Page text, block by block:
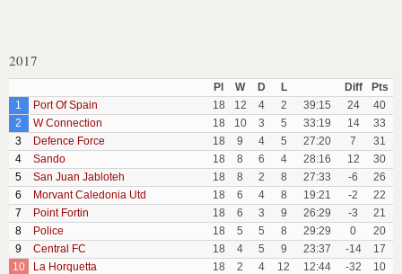
2017
Pl W D L Diff
Pts
1
Port Of Spain 18 12 4 2 39:15 24
40
2
W Connection 18 10 3 5 33:19 14
33
3
Defence Force 18 9 4 5 27:20 7
31
4
Sando 18 8 6 4 28:16 12
30
5
San Juan Jabloteh 18 8 2 8 27:33 -6
26
6
Morvant Caledonia Utd 18 6 4 8 19:21 -2
22
7
Point Fortin 18 6 3 9 26:29 -3
21
8
Police 18 5 5 8 29:29 0
20
9
Central FC 18 4 5 9 23:37 -14
17
10
La Horquetta 18 2 4 12 12:44 -32 10